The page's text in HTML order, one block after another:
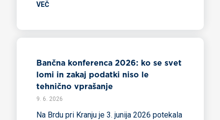
VEČ
Bančna konferenca 2026: ko se svet
lomi in zakaj podatki niso le
tehnično vprašanje
9. 6. 2026
Na Brdu pri Kranju je 3. junija 2026 potekala